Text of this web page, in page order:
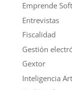
Emprende Soft
Entrevistas
Fiscalidad
Gestión
Gextor
Inteligencia